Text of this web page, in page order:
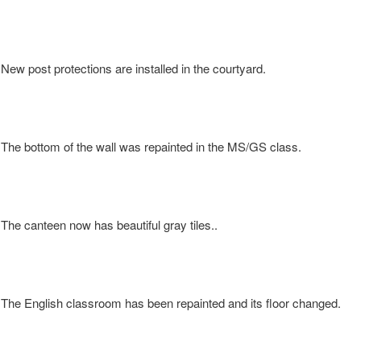
New post protections are installed in the courtyard.
The bottom of the wall was repainted in the MS/GS class.
The canteen now has beautiful gray tiles..
The English classroom has been repainted and its floor changed.